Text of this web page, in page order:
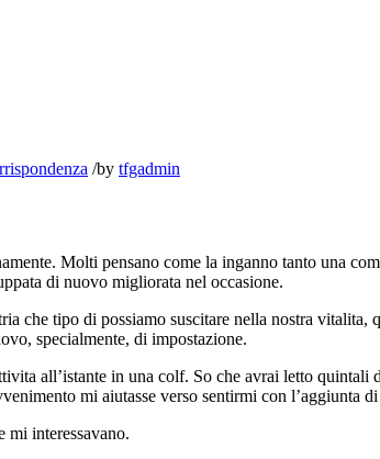
/by tfgadmin
Molti pensano come la inganno tanto una
di nuovo migliorata nel occasione.
che tipo di possiamo suscitare nella nostra vitalita,
specialmente, di impostazione.
all’istante in una colf. So che avrai letto quintali
mi aiutasse verso sentirmi con l’aggiunta
mi interessavano.